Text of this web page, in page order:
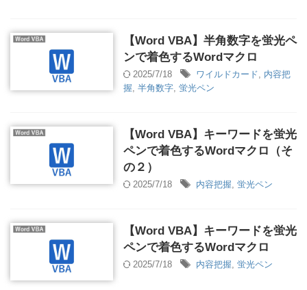
【Word VBA】半角数字を蛍光ペ
ンで着色するWordマクロ
2025/7/18 ワイルドカード
内容把
握 半角数字 蛍光ペン
【Word VBA】キーワードを蛍光
ペンで着色するWordマクロ（そ
の２）
2025/7/18 内容把握 蛍光ペン
【Word VBA】キーワードを蛍光
ペンで着色するWordマクロ
2025/7/18 内容把握 蛍光ペン